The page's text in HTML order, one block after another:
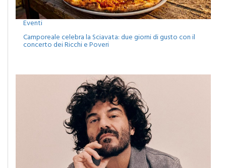
Eventi
Camporeale celebra la Sciavata: due giorni di gusto con il
concerto dei Ricchi e Poveri